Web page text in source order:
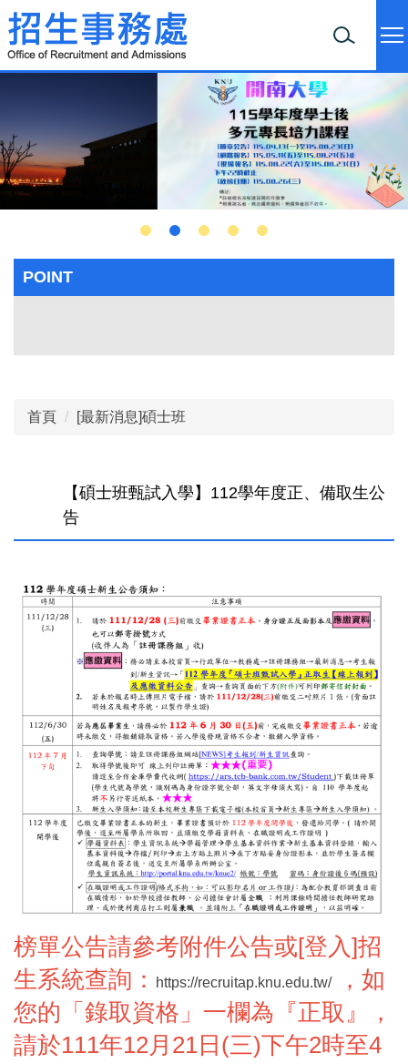
跳
到
主
區
POINT
首頁 [最新消息]碩士班
【碩士班甄試入學】112學年度正、備取生公
告
榜單公告請參考附件公告或[登入]招
生系統查詢：
https://recruitap.knu.edu.tw/，如
您的「錄取資格」一欄為『正取』，
請於111年12月21日(三)下午2時至4